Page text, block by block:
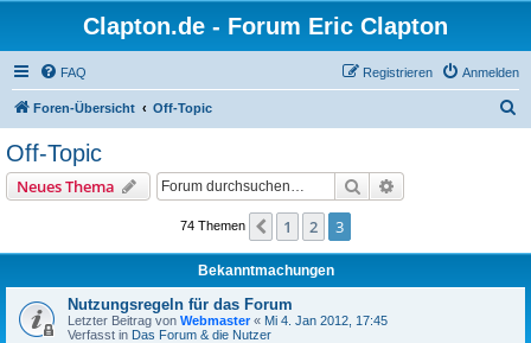
Clapton.de - Forum Eric Clapton
FAQ Anmelden
Registrieren
Foren-Übersicht Off-Topic
Off-Topic
Neues Thema Suche
74 Themen Vorherige
1 2 3
Bekanntmachungen
Nutzungsregeln für das Forum
Letzter Beitrag von Webmaster« Mi 4. Jan 2012, 17:45
Verfasst in Das Forum & die Nutzer